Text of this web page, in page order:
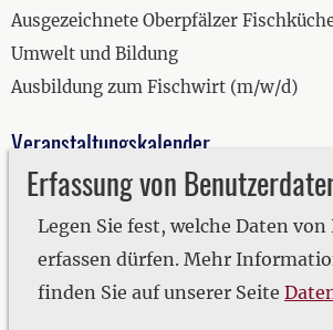
Erfassung von
Legen Sie fest, welche Daten
erfassen dürfen. Mehr
finden Sie auf unserer Seite
Ausgezeichnete Oberpfälzer
Umwelt und Bildung
Ausbildung zum Fischwirt (m/w/d)
Veranstaltungskalender
2019
2020
2021
2022